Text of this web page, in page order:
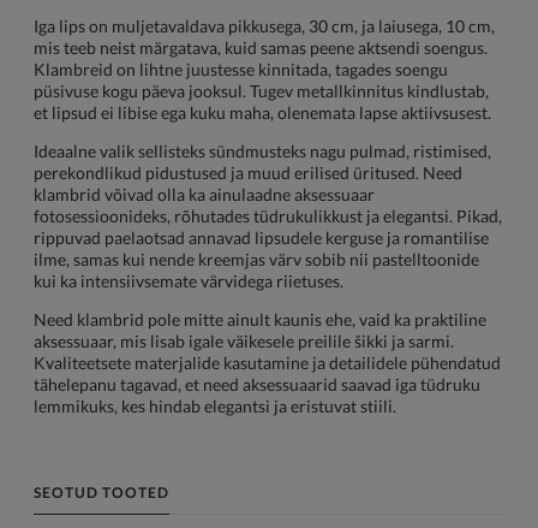
Iga lips on muljetavaldava pikkusega, 30 cm, ja laiusega, 10 cm,
mis teeb neist märgatava, kuid samas peene aktsendi soengus.
Klambreid on lihtne juustesse kinnitada, tagades soengu
püsivuse kogu päeva jooksul. Tugev metallkinnitus kindlustab,
et lipsud ei libise ega kuku maha, olenemata lapse aktiivsusest.
Ideaalne valik sellisteks sündmusteks nagu pulmad, ristimised,
perekondlikud pidustused ja muud erilised üritused. Need
klambrid võivad olla ka ainulaadne aksessuaar
fotosessioonideks, rõhutades tüdrukulikkust ja elegantsi. Pikad,
rippuvad paelaotsad annavad lipsudele kerguse ja romantilise
ilme, samas kui nende kreemjas värv sobib nii pastelltoonide
kui ka intensiivsemate värvidega riietuses.
Need klambrid pole mitte ainult kaunis ehe, vaid ka praktiline
aksessuaar, mis lisab igale väikesele preilile šikki ja sarmi.
Kvaliteetsete materjalide kasutamine ja detailidele pühendatud
tähelepanu tagavad, et need aksessuaarid saavad iga tüdruku
lemmikuks, kes hindab elegantsi ja eristuvat stiili.
SEOTUD TOOTED